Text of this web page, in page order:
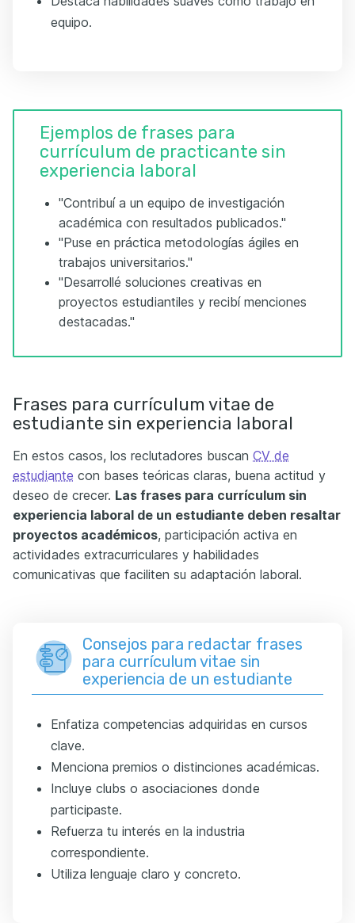
equipo.
Ejemplos de frases para
currículum de practicante sin
experiencia laboral
"Contribuí a un equipo de investigación
académica con resultados publicados."
"Puse en práctica metodologías ágiles en
trabajos universitarios."
"Desarrollé soluciones creativas en
proyectos estudiantiles y recibí menciones
destacadas."
Frases para currículum vitae de
estudiante sin experiencia laboral
En estos casos, los reclutadores buscan CV de
estudiante con bases teóricas claras, buena actitud y
deseo de crecer. Las frases para currículum sin
experiencia laboral de un estudiante deben resaltar
proyectos académicos, participación activa en
actividades extracurriculares y habilidades
comunicativas que faciliten su adaptación laboral.
Consejos para redactar frases
para currículum vitae sin
experiencia de un estudiante
Enfatiza competencias adquiridas en cursos
clave.
Menciona premios o distinciones académicas.
Incluye clubs o asociaciones donde
participaste.
Refuerza tu interés en la industria
correspondiente.
Utiliza lenguaje claro y concreto.